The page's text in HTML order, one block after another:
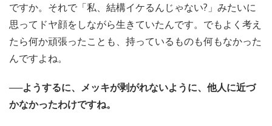
ですか。それで「私、結構イケるんじゃない?」みたいに
思ってドヤ顔をしながら生きていたんです。でもよく考え
たら何か頑張ったことも、持っているものも何もなかった
んですよね。
──ようするに、メッキが剥がれないように、他人に近づ
かなかったわけですね。